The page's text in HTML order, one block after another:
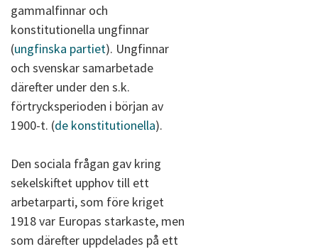
gammalfinnar och
konstitutionella ungfinnar
(ungfinska partiet). Ungfinnar
och svenskar samarbetade
därefter under den s.k.
förtrycksperioden i början av
1900-t. (de konstitutionella).
Den sociala frågan gav kring
sekelskiftet upphov till ett
arbetarparti, som före kriget
1918 var Europas starkaste, men
som därefter uppdelades på ett